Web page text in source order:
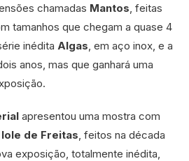
chamadas Mantos , feitas
tamanhos que chegam a quase 4
inédita Algas , em aço inox, e a
anos, mas que ganhará uma
apresentou uma mostra com
Iole de Freitas , feitos na década
exposição, totalmente inédita,